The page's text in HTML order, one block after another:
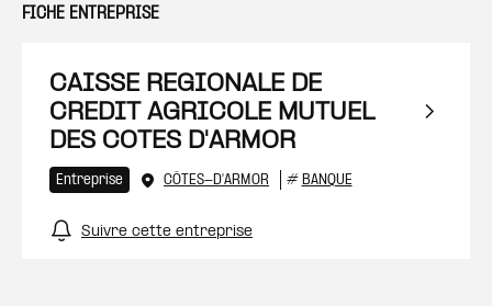
FICHE ENTREPRISE
CAISSE REGIONALE DE
CREDIT AGRICOLE MUTUEL
DES COTES D'ARMOR
Entreprise CÔTES-D'ARMOR # BANQUE
Suivre cette entreprise